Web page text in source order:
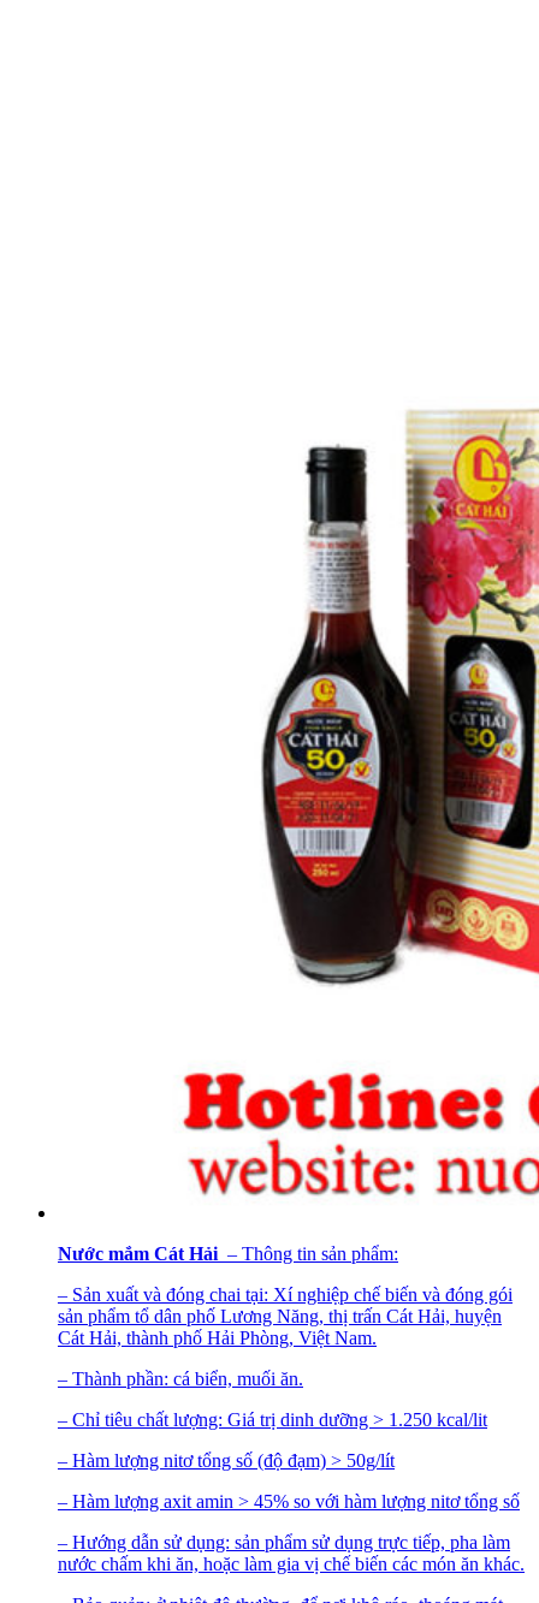
Nước mắm Cát Hải – Thông tin sản phẩm:
– Sản xuất và đóng chai tại: Xí nghiệp chế biến và đóng gói
sản phẩm tổ dân phố Lương Năng, thị trấn Cát Hải, huyện
Cát Hải, thành phố Hải Phòng, Việt Nam.
– Thành phần: cá biển, muối ăn.
– Chỉ tiêu chất lượng: Giá trị dinh dưỡng > 1.250 kcal/lit
– Hàm lượng nitơ tổng số (độ đạm) > 50g/lít
– Hàm lượng axit amin > 45% so với hàm lượng nitơ tổng số
– Hướng dẫn sử dụng: sản phẩm sử dụng trực tiếp, pha làm
nước chấm khi ăn, hoặc làm gia vị chế biến các món ăn khác.